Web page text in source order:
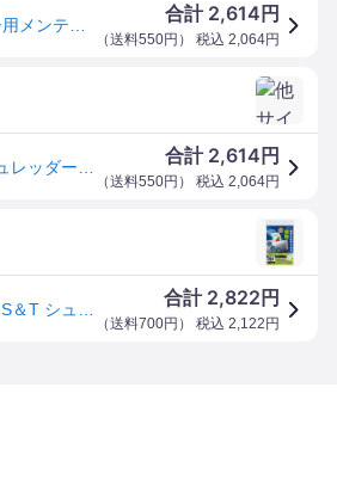
合計 2,614 円
（送料550円 ） 税込 2,064円
合計 2,614 円
（送料550円 ） 税込 2,064円
合計 2,822 円
（送料700円 ） 税込 2,122 円